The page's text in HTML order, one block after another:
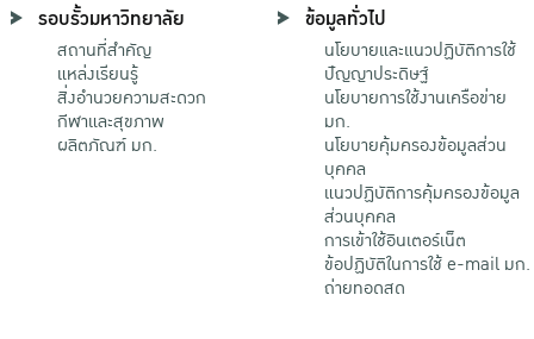
รอบรั้วมหาวิทยาลัย
สถานที่สำคัญ
แหล่งเรียนรู้
สิ่งอำนวยความสะดวก
กีฬาและสุขภาพ
ผลิตภัณฑ์ มก.
ข้อมูลทั่วไป
นโยบายและแนวปฏิบัติการใช้
ปัญญาประดิษฐ์
นโยบายการใช้งานเครือข่าย
มก.
นโยบายคุ้มครองข้อมูลส่วน
บุคคล
แนวปฏิบัติการคุ้มครองข้อมูล
ส่วนบุคคล
การเข้าใช้อินเตอร์เน็ต
ข้อปฏิบัติในการใช้ e-mail มก.
ถ่ายทอดสด